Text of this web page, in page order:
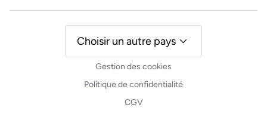
PLOMBERIE PERRETTI
98 BOULEVARD DE LA MILLIERE
Gestion des cookies
Politique de confidentialité
CGV
Choisir un autre pays